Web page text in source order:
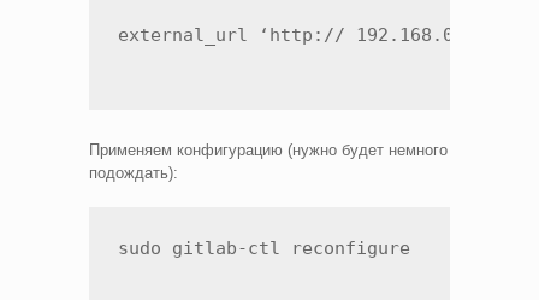
external_url ‘http://
Применяем конфигурацию (нужно будет немного
подождать):
sudo gitlab-ctl reconfigure